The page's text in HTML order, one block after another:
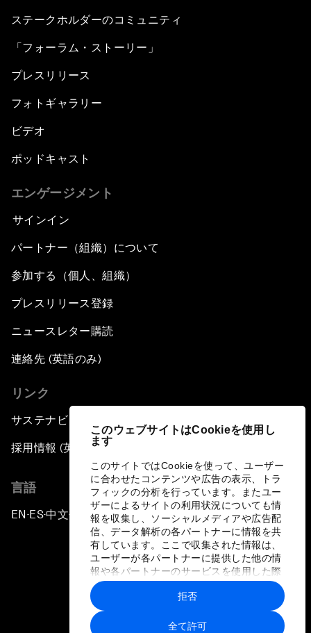
このウェブサイトはCookieを使用し
ます
このサイトではCookieを使って、ユーザー
に合わせたコンテンツや広告の表示、トラ
フィックの分析を行っています。またユー
ザーによるサイトの利用状況についても情
報を収集し、ソーシャルメディアや広告配
信、データ解析の各パートナーに情報を共
有しています。ここで収集された情報は、
ユーザーが各パートナーに提供した他の情
報や各パートナーのサービスを使用した際
に収集された情報と組み合わされ、各パー
トナーによって使用されることがありま
す。
全て許可
拒否
ステークホルダーのコミュニティ
「フォーラム・ストーリー」
プレスリリース
フォトギャラリー
ビデオ
ポッドキャスト
エンゲージメント
サインイン
パートナー（組織）について
参加する（個人、組織）
プレスリリース登録
ニュースレター購読
連絡先 (英語のみ)
リンク
サステナビリティへの取り組み
採用情報 (英語のみ)
言語
EN ▪ES▪中文▪ 日本語
プライバシーポリシーと利用規約